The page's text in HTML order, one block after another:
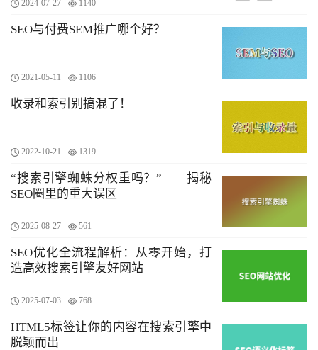
2024-07-27 1140
SEO与付费SEM推广哪个好？
2021-05-11 1106
收录和索引别搞混了！
2022-10-21 1319
“搜索引擎蜘蛛分权重吗？”——揭秘
SEO圈里的重大误区
2025-08-27 561
SEO优化全流程解析：从零开始，打
造高效搜索引擎友好网站
2025-07-03 768
HTML5标签让你的内容在搜索引擎中
脱颖而出